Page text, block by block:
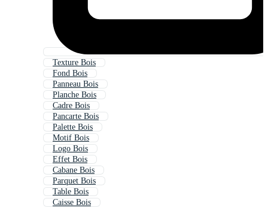
Texture Bois
Fond Bois
Panneau Bois
Planche Bois
Cadre Bois
Pancarte Bois
Palette Bois
Motif Bois
Logo Bois
Effet Bois
Cabane Bois
Parquet Bois
Table Bois
Caisse Bois